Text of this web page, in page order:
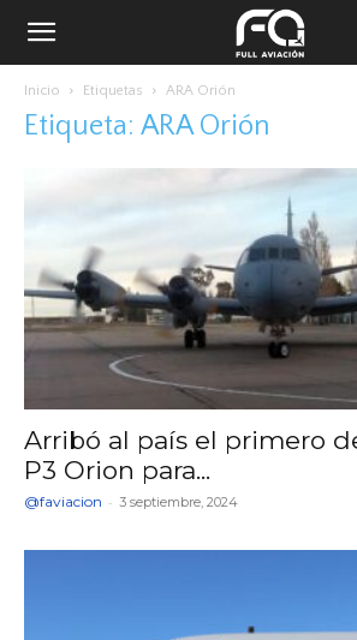
Inicio Etiquetas ARA Orión
Etiqueta: ARA Orión
Arribó al país el primero
P3 Orion para...
@faviacion - 3 septiembre, 2024